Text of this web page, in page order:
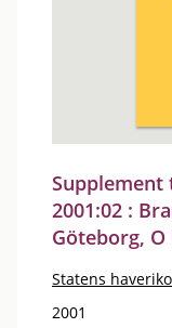
Supplement
2001:02 :
Göteborg,
Statens
2001